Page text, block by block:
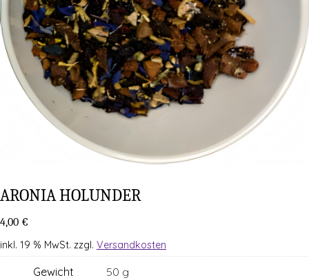
ARO­NIA HOLUNDER
4,00 €
inkl. 19 % MwSt. zzgl. Versandkosten
Gewicht 50 g